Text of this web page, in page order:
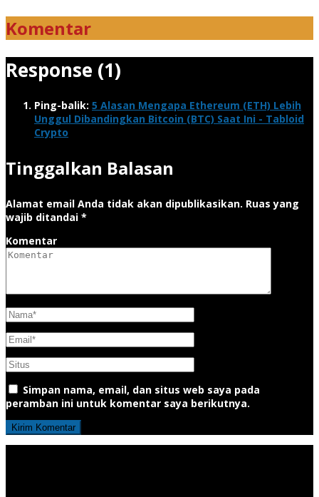
Komentar
Response (1)
Ping-balik: 5 Alasan Mengapa Ethereum (ETH) Lebih
Unggul Dibandingkan Bitcoin (BTC) Saat Ini - Tabloid
Crypto
Tinggalkan Balasan
Alamat email Anda tidak akan dipublikasikan. Ruas yang
wajib ditandai *
Komentar
Simpan nama, email, dan situs web saya pada
peramban ini untuk komentar saya berikutnya.